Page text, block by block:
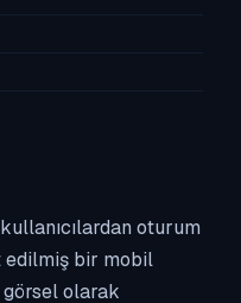
oturum
edilmiş bir mobil
olarak